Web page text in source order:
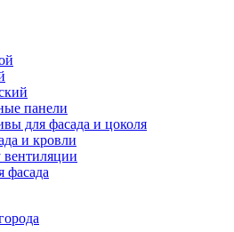
панели
для фасада и цоколя
и кровли
вентиляции
фасада